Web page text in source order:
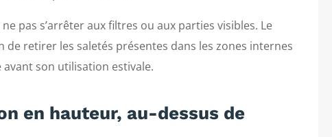
pas s’arrêter aux filtres ou aux parties visibles. Le
retirer les saletés présentes dans les zones internes
son utilisation estivale.
en hauteur, au-dessus de